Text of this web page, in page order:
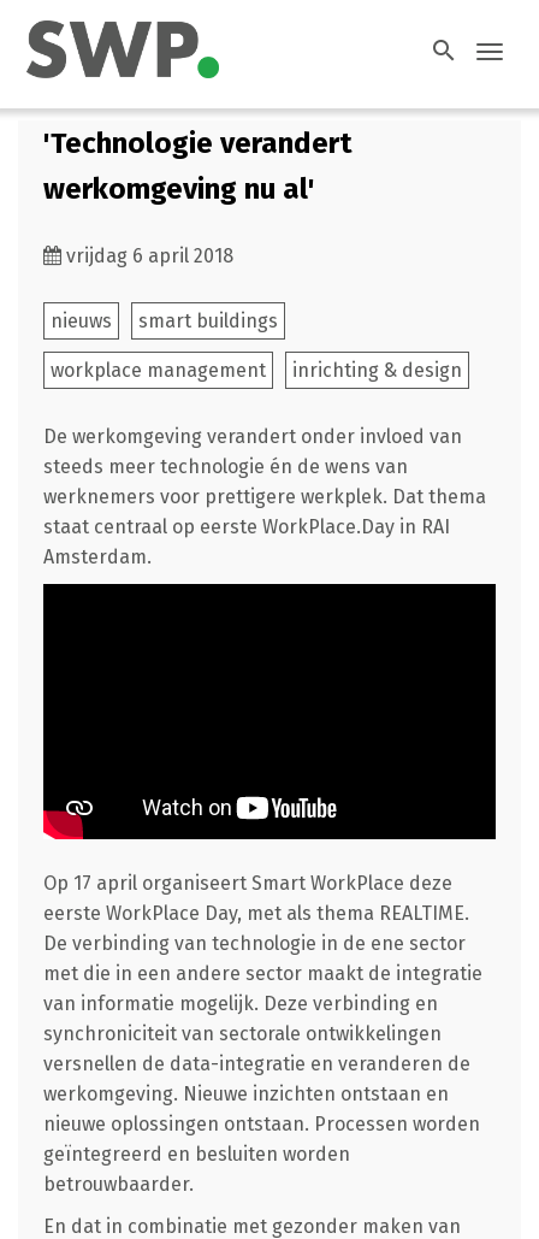
search
'Technologie verandert
werkomgeving nu al'
vrijdag 6 april 2018
nieuws smart buildings
workplace management inrichting & design
De werkomgeving verandert onder invloed van
steeds meer technologie én de wens van
werknemers voor prettigere werkplek. Dat thema
staat centraal op eerste WorkPlace.Day in RAI
Amsterdam.
Op 17 april organiseert Smart WorkPlace deze
eerste WorkPlace Day, met als thema REALTIME.
De verbinding van technologie in de ene sector
met die in een andere sector maakt de integratie
van informatie mogelijk. Deze verbinding en
synchroniciteit van sectorale ontwikkelingen
versnellen de data-integratie en veranderen de
werkomgeving. Nieuwe inzichten ontstaan en
nieuwe oplossingen ontstaan. Processen worden
geïntegreerd en besluiten worden
betrouwbaarder.
En dat in combinatie met gezonder maken van